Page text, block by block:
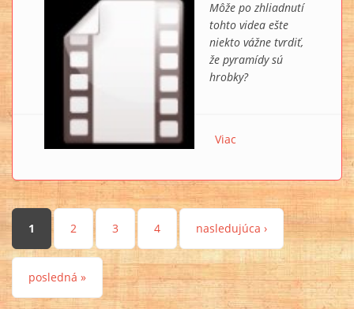
Môže po zhliadnutí
tohto videa ešte
niekto vážne tvrdiť,
že pyramídy sú
hrobky?
Viac
egyptských pyramíd I.
Stránky
1 2 3 4 nasledujúca ›
posledná »